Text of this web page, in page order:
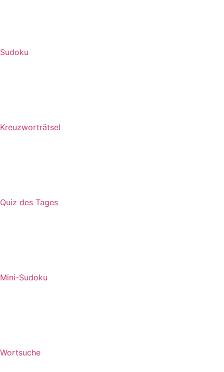
Sudoku
Kreuzworträtsel
Quiz des Tages
Mini-Sudoku
Wortsuche